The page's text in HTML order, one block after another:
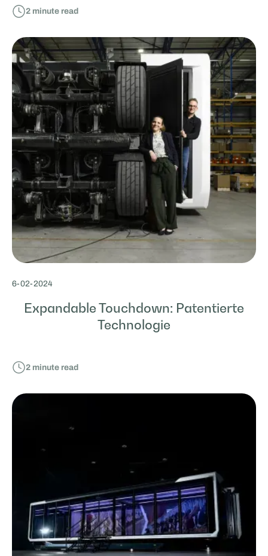
2 minute read
6-02-2024
Expandable Touchdown: Patentierte
Technologie
2 minute read